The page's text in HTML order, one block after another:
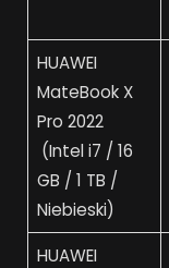
HUAWEI
MateBook X
Pro 2022
(Intel i7 / 16
GB / 1 TB /
Niebieski)
HUAWEI